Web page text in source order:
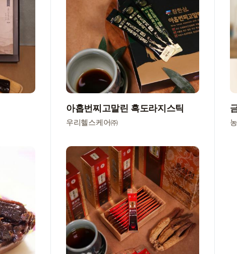
아홉번찌고말린 흑도라지스틱
우리헬스케어㈜